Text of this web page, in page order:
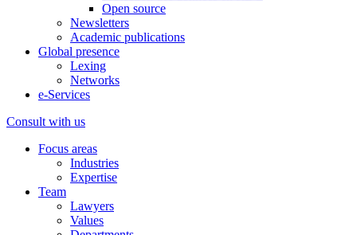
Open source
Newsletters
Academic publications
Global presence
Lexing
Networks
e-Services
Consult with us
Focus areas
Industries
Expertise
Team
Lawyers
Values